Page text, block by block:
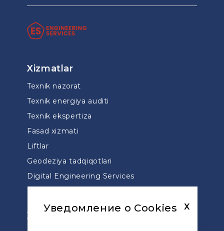
Xizmatlar
Texnik nazorat
Texnik energiya auditi
Texnik ekspertiza
Fasad xizmati
Liftlar
Geodeziya tadqiqotlari
Digital Engineering Services
Dizayn
Xizmatlar
Уведомление о Cookies X